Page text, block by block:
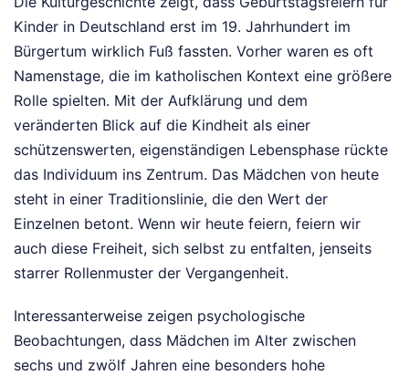
Kinder in Deutschland erst im 19. Jahrhundert im
Bürgertum wirklich Fuß fassten. Vorher waren es oft
Namenstage, die im katholischen Kontext eine größere
Rolle spielten. Mit der Aufklärung und dem
veränderten Blick auf die Kindheit als einer
schützenswerten, eigenständigen Lebensphase rückte
das Individuum ins Zentrum. Das Mädchen von heute
steht in einer Traditionslinie, die den Wert der
Einzelnen betont. Wenn wir heute feiern, feiern wir
auch diese Freiheit, sich selbst zu entfalten, jenseits
starrer Rollenmuster der Vergangenheit.
Interessanterweise zeigen psychologische
Beobachtungen, dass Mädchen im Alter zwischen
sechs und zwölf Jahren eine besonders hohe